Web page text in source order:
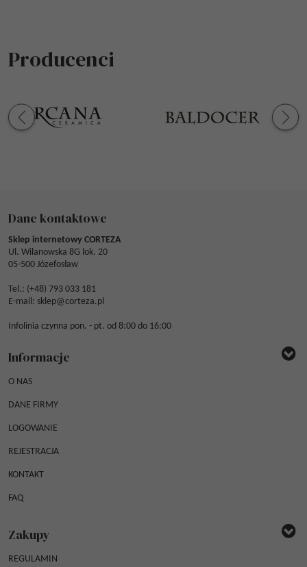
Producenci
Dane kontaktowe
Sklep internetowy CORTEZA
Ul. Wilanowska 8G lok. 20
05-500 Józefosław
Tel.: (+48) 793 033 181
E-mail: sklep@corteza.pl
Infolinia czynna pon. - pt. od 8:00 do 16:00
Informacje
O NAS
DANE FIRMY
LOGOWANIE
REJESTRACJA
KONTAKT
FAQ
Zakupy
REGULAMIN